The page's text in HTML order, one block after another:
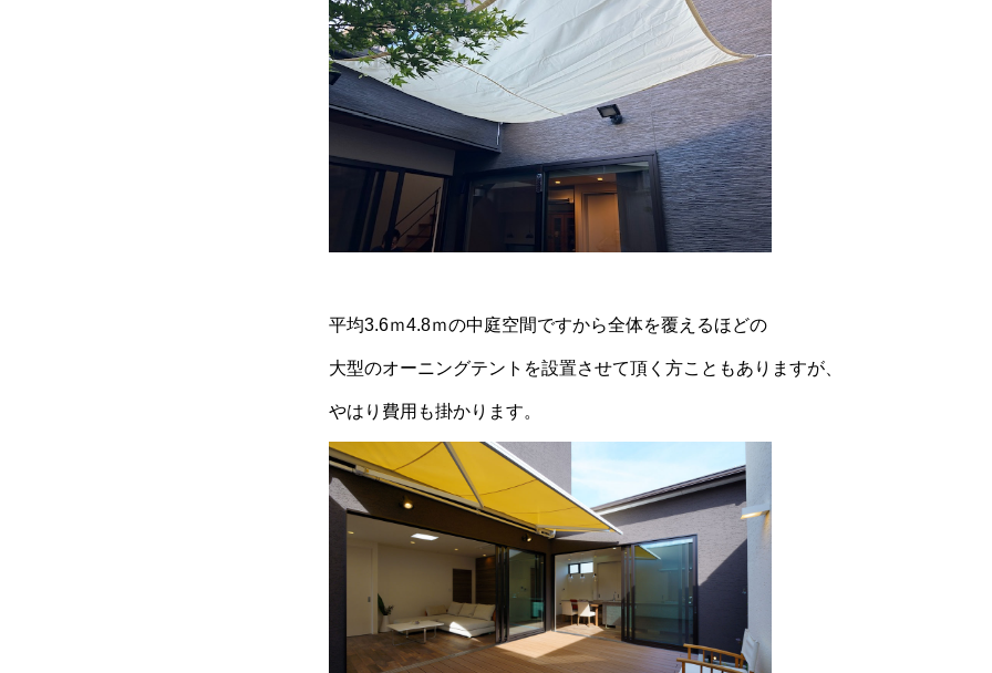
平均3.6ｍ4.8ｍの中庭空間ですから全体を覆えるほどの
大型のオーニングテントを設置させて頂く方こともありますが、
やはり費用も掛かります。